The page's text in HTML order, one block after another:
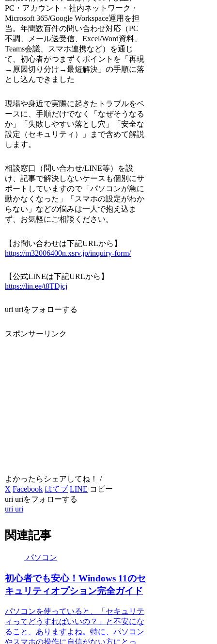
PC・アカウント・社内ネットワーク・
Microsoft 365/Google Workspace運用を担
当。年間数百件の問い合わせ対応（PC
不調、メール送受信、Excel/Word資料、
Teams会議、スマホ連携など）を通じ
て、初心者がつまずくポイントを「再現
→原因切り分け→最短解決」の手順に落
とし込んできました
現場や身近で実際に起きたトラブルをベ
ースに、手順だけでなく「なぜそうなる
か」「失敗しやすい落とし穴」「安全な
設定（セキュリティ）」まで含めて解説
します。
相談窓口（問い合わせ/LINE等）を設
け、記事で解決しないケースも個別にサ
ポートしていますので「パソコンが急に
動かなくなった」「スマホの設定がわか
らない」などの悩みは一人で抱え込ま
ず、お気軽にご相談ください。
【お問い合わせは下記URLから】
https://m32006400n.xsrv.jp/inquiry-form/
【公式LINEは下記URLから】
https://lin.ee/t8TDjcj
uri uriをフォローする
スポンサーリンク
よかったらシェアしてね！ /
X Facebook はてブ LINE コピー
uri uriをフォローする
uri uri
関連記事
パソコン
初心者でも安心！Windows 11のセ
キュリティオプション完全ガイド
パソコンを使っていると、「セキュリテ
ィってどうすればいいの？」と不安にな
ること、ありますよね。特に、パソコン
やスマホの操作に自信がない方にとっ